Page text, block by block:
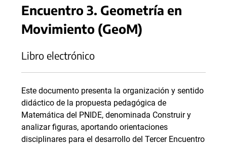
Encuentro 3. Geometría en
Movimiento (GeoM)
Libro electrónico
Este documento presenta la organización y sentido
didáctico de la propuesta pedagógica de
Matemática del PNIDE, denominada Construir y
analizar figuras, aportando orientaciones
disciplinares para el desarrollo del Tercer Encuentro